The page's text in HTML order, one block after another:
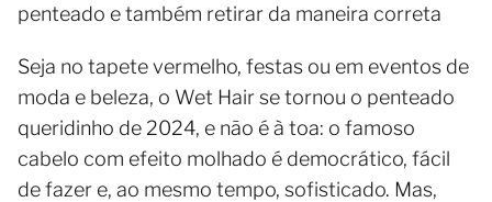
penteado e também retirar da maneira correta
Seja no tapete vermelho, festas ou em eventos de
moda e beleza, o Wet Hair se tornou o penteado
queridinho de 2024, e não é à toa: o famoso
cabelo com efeito molhado é democrático, fácil
de fazer e, ao mesmo tempo, sofisticado. Mas,